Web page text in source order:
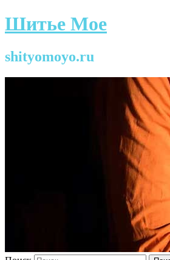
Шитье Мое
shityomoyo.ru